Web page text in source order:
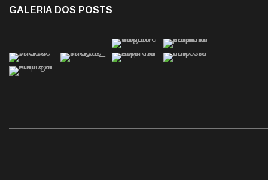
GALERIA DOS POSTS